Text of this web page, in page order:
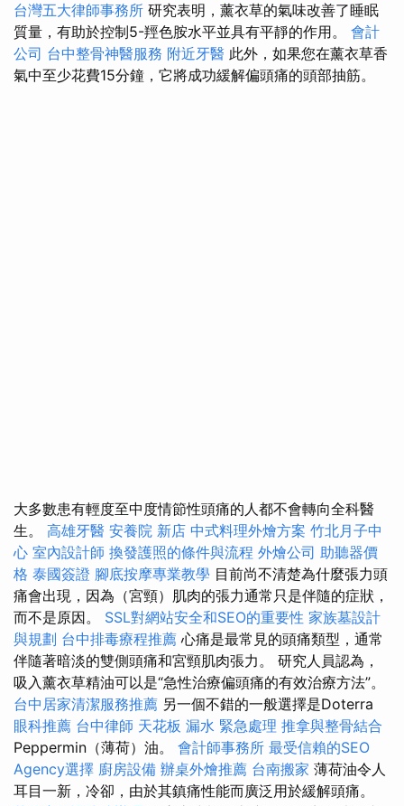
台灣五大律師事務所 研究表明，薰衣草的氣味改善了睡眠
質量，有助於控制5-羥色胺水平並具有平靜的作用。 會計
公司 台中整骨神醫服務 附近牙醫 此外，如果您在薰衣草香
氣中至少花費15分鐘，它將成功緩解偏頭痛的頭部抽筋。
大多數患有輕度至中度情節性頭痛的人都不會轉向全科醫
生。 高雄牙醫 安養院 新店 中式料理外燴方案 竹北月子中
心 室內設計師 換發護照的條件與流程 外燴公司 助聽器價
格 泰國簽證 腳底按摩專業教學 目前尚不清楚為什麼張力頭
痛會出現，因為（宮頸）肌肉的張力通常只是伴隨的症狀，
而不是原因。 SSL對網站安全和SEO的重要性 家族墓設計
與規劃 台中排毒療程推薦 心痛是最常見的頭痛類型，通常
伴隨著暗淡的雙側頭痛和宮頸肌肉張力。 研究人員認為，
吸入薰衣草精油可以是“急性治療偏頭痛的有效治療方法”。
台中居家清潔服務推薦 另一個不錯的一般選擇是Doterra
眼科推薦 台中律師 天花板 漏水 緊急處理 推拿與整骨結合
Peppermin（薄荷）油。 會計師事務所 最受信賴的SEO
Agency選擇 廚房設備 辦桌外燴推薦 台南搬家 薄荷油令人
耳目一新，冷卻，由於其鎮痛性能而廣泛用於緩解頭痛。